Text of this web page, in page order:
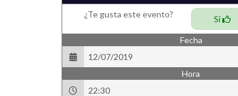
¿Te gusta este evento? Si
Fecha
12/07/2019
Hora
22:30